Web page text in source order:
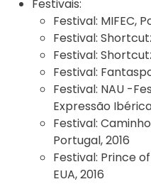
Festivais:
Festival: MIFEC,
Festival:
Festival:
Festival:
Festival: NAU -
Expressão
Festival:
Portugal, 2016
Festival: Prince
EUA, 2016